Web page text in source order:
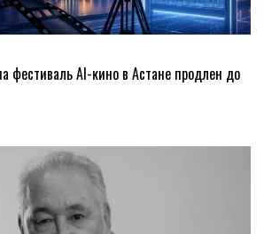
фестиваль AI-кино в Астане продлен до